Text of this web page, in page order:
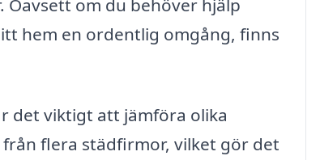
Oavsett om du behöver hjälp
hem en ordentlig omgång, finns
det viktigt att jämföra olika
flera städfirmor, vilket gör det